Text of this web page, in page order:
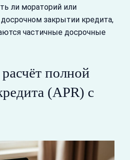
ли мораторий или
закрытии кредита,
частичные досрочные
полной
(APR) с